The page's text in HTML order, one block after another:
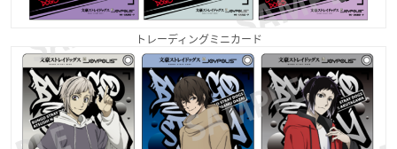
トレーディングミニカード